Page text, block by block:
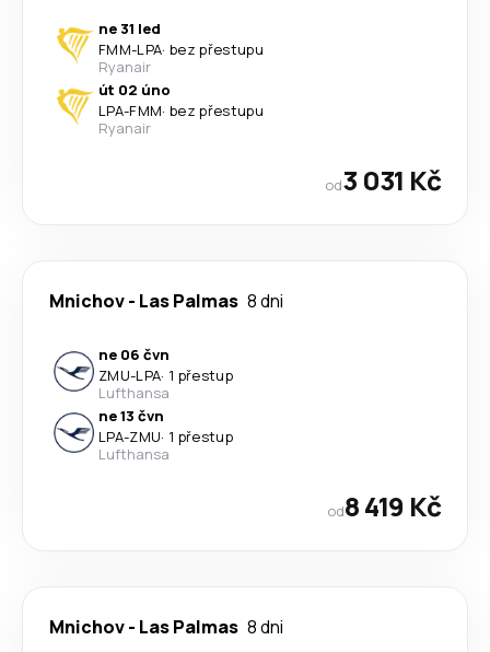
ne 31 led
FMM-LPA· bez přestupu
Ryanair
út 02 úno
LPA-FMM· bez přestupu
Ryanair
od3 031 Kč
Mnichov- Las Palmas 8 dni
ne 06 čvn
ZMU-LPA· 1 přestup
Lufthansa
ne 13 čvn
LPA-ZMU· 1 přestup
Lufthansa
od8 419 Kč
Mnichov- Las Palmas 8 dni